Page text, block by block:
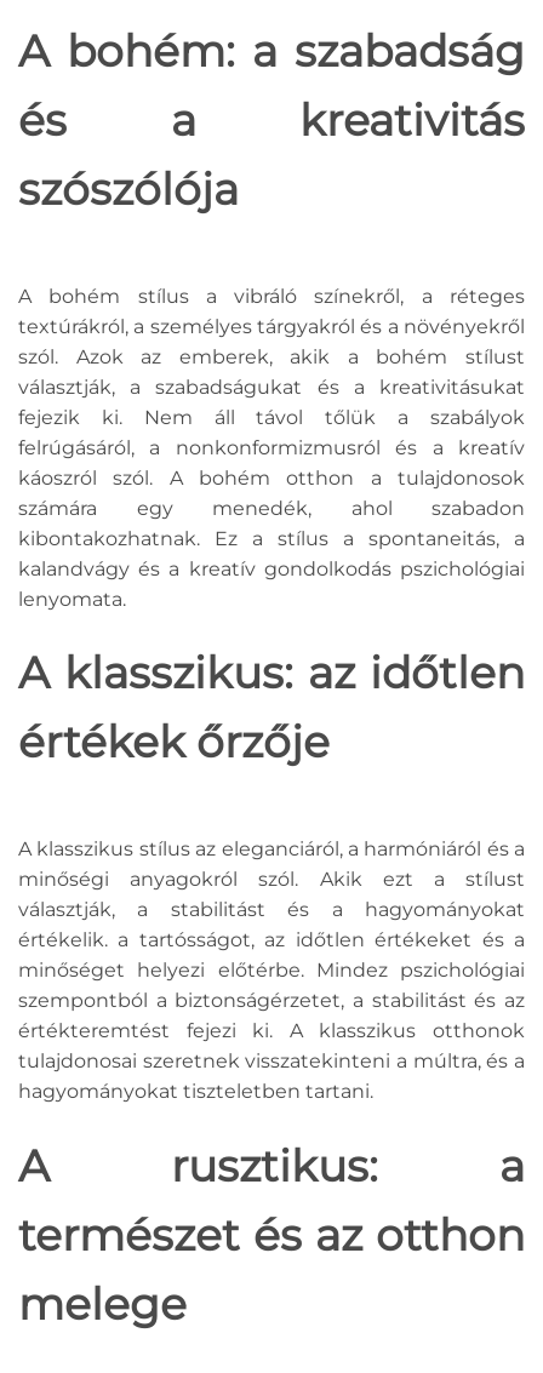
A bohém: a szabadság
és a kreativitás
szószólója
A bohém stílus a vibráló színekről, a réteges
textúrákról, a személyes tárgyakról és a növényekről
szól. Azok az emberek, akik a bohém stílust
választják, a szabadságukat és a kreativitásukat
fejezik ki. Nem áll távol tőlük a szabályok
felrúgásáról, a nonkonformizmusról és a kreatív
káoszról szól. A bohém otthon a tulajdonosok
számára egy menedék, ahol szabadon
kibontakozhatnak. Ez a stílus a spontaneitás, a
kalandvágy és a kreatív gondolkodás pszichológiai
lenyomata.
A klasszikus: az időtlen
értékek őrzője
A klasszikus stílus az eleganciáról, a harmóniáról és a
minőségi anyagokról szól. Akik ezt a stílust
választják, a stabilitást és a hagyományokat
értékelik. a tartósságot, az időtlen értékeket és a
minőséget helyezi előtérbe. Mindez pszichológiai
szempontból a biztonságérzetet, a stabilitást és az
értékteremtést fejezi ki. A klasszikus otthonok
tulajdonosai szeretnek visszatekinteni a múltra, és a
hagyományokat tiszteletben tartani.
A rusztikus: a
természet és az otthon
melege